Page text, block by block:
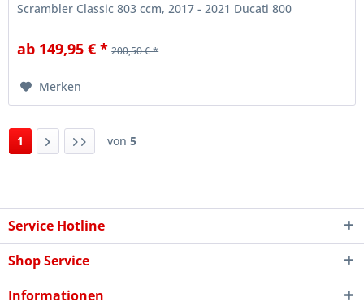
Scrambler Classic 803 ccm, 2017 - 2021 Ducati 800
ab 149,95 € * 200,50 € *
Merken
1 von 5
Service Hotline
Shop Service
Informationen